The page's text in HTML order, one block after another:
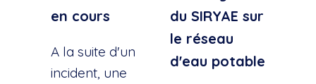
en cours
A la suite d'un
incident, une
du SIRYAE sur
le réseau
d'eau potable